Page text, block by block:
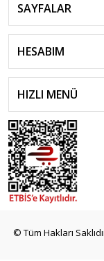
SAYFALAR
HESABIM
HIZLI MENÜ
© Tüm Hakları